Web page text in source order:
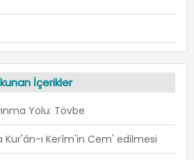
İçerikler
Yolu: Tövbe
Kur'ân-ı Kerîm'in Cem' edilmesi